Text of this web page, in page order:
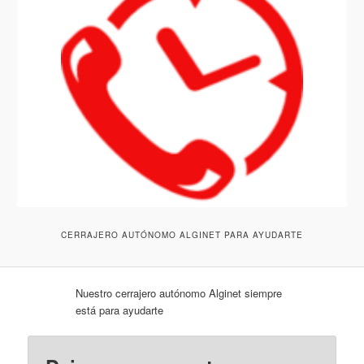
CERRAJERO AUTÓNOMO ALGINET PARA AYUDARTE
Nuestro cerrajero autónomo Alginet siempre
está para ayudarte